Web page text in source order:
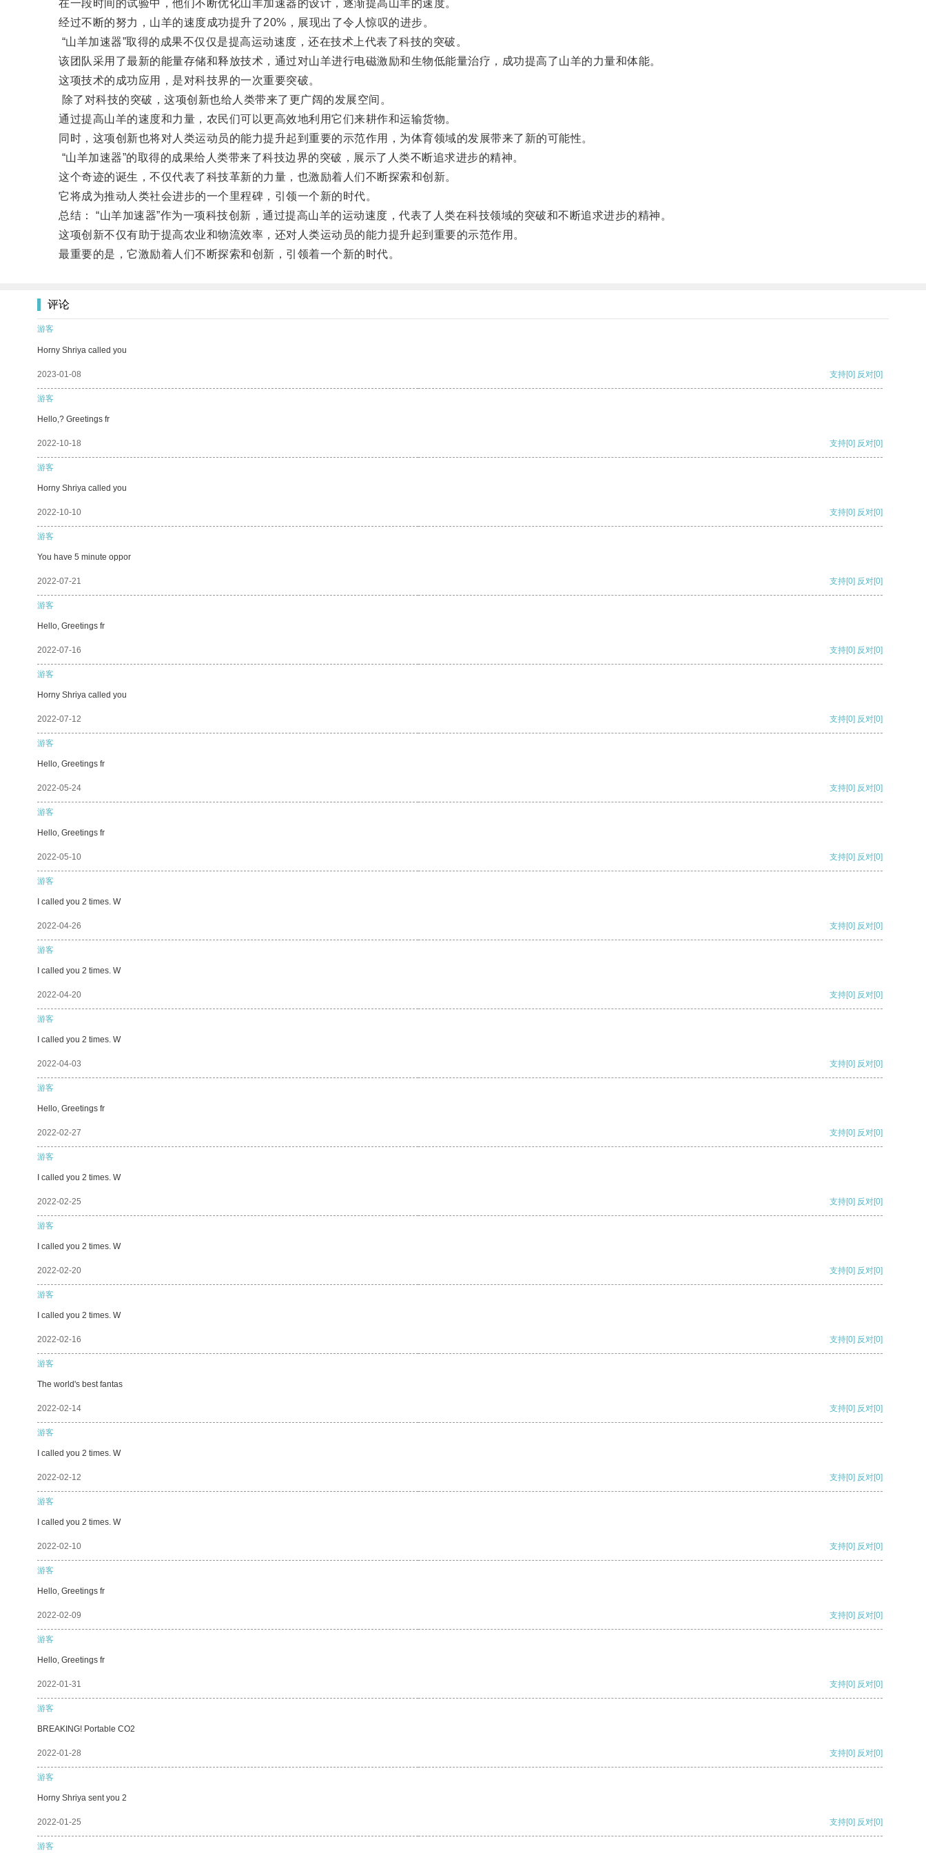
在一段时间的试验中，他们不断优化山羊加速器的设计，逐渐提高山羊的速度。
经过不断的努力，山羊的速度成功提升了20%，展现出了令人惊叹的进步。
“山羊加速器”取得的成果不仅仅是提高运动速度，还在技术上代表了科技的突破。
该团队采用了最新的能量存储和释放技术，通过对山羊进行电磁激励和生物低能量治疗，成功提高了山羊的力量和体能。
这项技术的成功应用，是对科技界的一次重要突破。
除了对科技的突破，这项创新也给人类带来了更广阔的发展空间。
通过提高山羊的速度和力量，农民们可以更高效地利用它们来耕作和运输货物。
同时，这项创新也将对人类运动员的能力提升起到重要的示范作用，为体育领域的发展带来了新的可能性。
“山羊加速器”的取得的成果给人类带来了科技边界的突破，展示了人类不断追求进步的精神。
这个奇迹的诞生，不仅代表了科技革新的力量，也激励着人们不断探索和创新。
它将成为推动人类社会进步的一个里程碑，引领一个新的时代。
总结： “山羊加速器”作为一项科技创新，通过提高山羊的运动速度，代表了人类在科技领域的突破和不断追求进步的精神。
这项创新不仅有助于提高农业和物流效率，还对人类运动员的能力提升起到重要的示范作用。
最重要的是，它激励着人们不断探索和创新，引领着一个新的时代。
评论
游客
Horny Shriya called you
2023-01-08 支持[0] 反对[0]
游客
Hello,? Greetings fr
2022-10-18 支持[0] 反对[0]
游客
Horny Shriya called you
2022-10-10 支持[0] 反对[0]
游客
You have 5 minute oppor
2022-07-21 支持[0] 反对[0]
游客
Hello, Greetings fr
2022-07-16 支持[0] 反对[0]
游客
Horny Shriya called you
2022-07-12 支持[0] 反对[0]
游客
Hello, Greetings fr
2022-05-24 支持[0] 反对[0]
游客
Hello, Greetings fr
2022-05-10 支持[0] 反对[0]
游客
I called you 2 times. W
2022-04-26 支持[0] 反对[0]
游客
I called you 2 times. W
2022-04-20 支持[0] 反对[0]
游客
I called you 2 times. W
2022-04-03 支持[0] 反对[0]
游客
Hello, Greetings fr
2022-02-27 支持[0] 反对[0]
游客
I called you 2 times. W
2022-02-25 支持[0] 反对[0]
游客
I called you 2 times. W
2022-02-20 支持[0] 反对[0]
游客
I called you 2 times. W
2022-02-16 支持[0] 反对[0]
游客
The world's best fantas
2022-02-14 支持[0] 反对[0]
游客
I called you 2 times. W
2022-02-12 支持[0] 反对[0]
游客
I called you 2 times. W
2022-02-10 支持[0] 反对[0]
游客
Hello, Greetings fr
2022-02-09 支持[0] 反对[0]
游客
Hello, Greetings fr
2022-01-31 支持[0] 反对[0]
游客
BREAKING! Portable CO2
2022-01-28 支持[0] 反对[0]
游客
Horny Shriya sent you 2
2022-01-25 支持[0] 反对[0]
游客